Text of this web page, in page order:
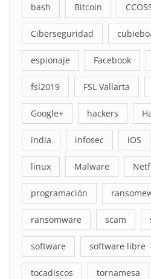
bash Bitcoin
Ciberseguridad
espionaje Facebook
fsl2019 FSL Vallarta
Google+ hackers
india infosec iOS
linux Malware
programación
ransomware scam
software software libre
tocadiscos tornamesa